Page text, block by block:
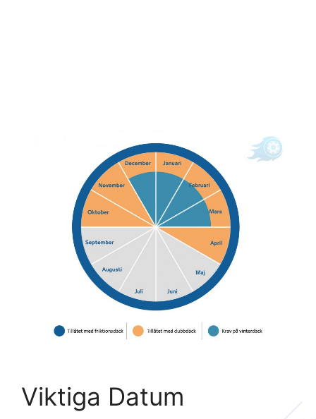
Viktiga Datum